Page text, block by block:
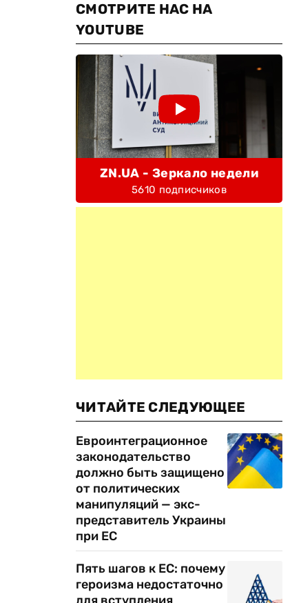
СМОТРИТЕ НАС НА
YOUTUBE
ZN.UA - Зеркало недели
5610 подписчиков
ЧИТАЙТЕ СЛЕДУЮЩЕЕ
Евроинтеграционное
законодательство
должно быть защищено
от политических
манипуляций — экс-
представитель Украины
при ЕС
Пять шагов к ЕС: почему
героизма недостаточно